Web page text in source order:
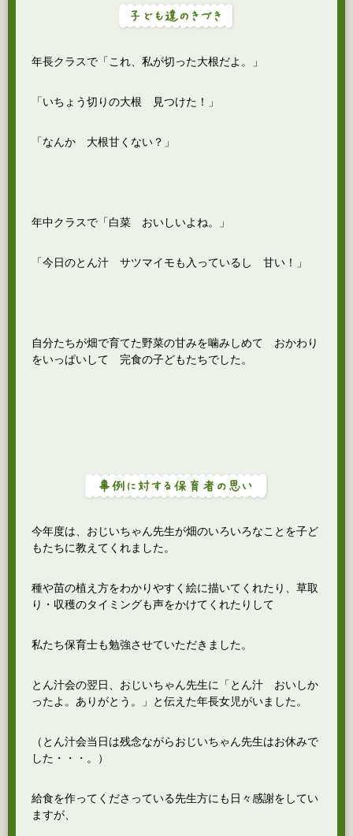
年長クラスで「これ、私が切った大根だよ。」
「いちょう切りの大根 見つけた！」
「なんか 大根甘くない？」
年中クラスで「白菜 おいしいよね。」
「今日のとん汁 サツマイモも入っているし 甘い！」
自分たちが畑で育てた野菜の甘みを噛みしめて おかわり
をいっぱいして 完食の子どもたちでした。
今年度は、おじいちゃん先生が畑のいろいろなことを子ど
もたちに教えてくれました。
種や苗の植え方をわかりやすく絵に描いてくれたり、草取
り・収穫のタイミングも声をかけてくれたりして
私たち保育士も勉強させていただきました。
とん汁会の翌日、おじいちゃん先生に「とん汁 おいしか
ったよ。ありがとう。」と伝えた年長女児がいました。
（とん汁会当日は残念ながらおじいちゃん先生はお休みで
した・・・。）
給食を作ってくださっている先生方にも日々感謝をしてい
ますが、